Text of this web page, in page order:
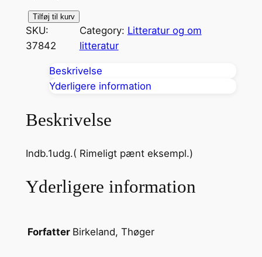
a
m
t
n
n
Tilføj til kurv
SKU:
37842
Category: Litteratur og om
litteratur
Beskrivelse
Yderligere information
Beskrivelse
Indb.1udg.( Rimeligt pænt eksempl.)
Yderligere information
Forfatter Birkeland, Thøger